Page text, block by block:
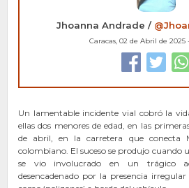
Jhoanna Andrade /
Caracas, 02 de Abril de 2025
Un lamentable incidente vial cobró la
ellas dos menores de edad, en las
de abril, en la carretera que conecta
colombiano. El suceso se produjo cuando
se vio involucrado en un trágico
desencadenado por la presencia